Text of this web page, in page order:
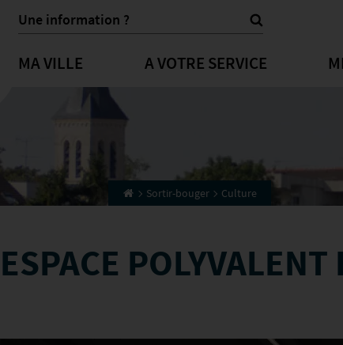
MA VILLE A VOTRE SERVICE
Sortir-bouger Culture
ESPACE POLYVALENT